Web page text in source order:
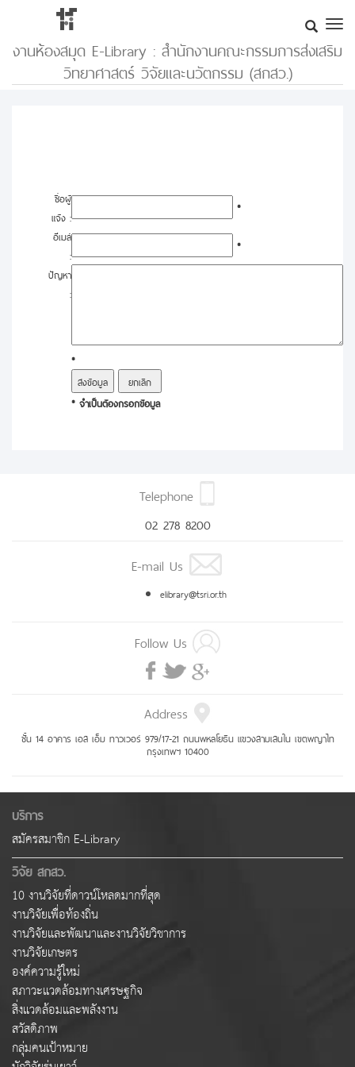
งานห้องสมุด E-Library : สำนักงานคณะกรรมการส่งเสริม
วิทยาศาสตร์ วิจัยและนวัตกรรม (สกสว.)
ชื่อผู้
แจ้ง :
*
อีเมล์
:
*
ปัญหา
:
*
* จำเป็นต้องกรอกข้อมูล
Telephone
02 278 8200
E-mail Us
elibrary@tsri.or.th
Follow Us
Address
ชั้น 14 อาคาร เอส เอ็ม ทาวเวอร์ 979/17-21 ถนนพหลโยธิน แขวงสามเสนใน เขตพญาไท
กรุงเทพฯ 10400
บริการ
สมัครสมาชิก E-Library
วิจัย สกสว.
10 งานวิจัยที่ดาวน์โหลดมากที่สุด
งานวิจัยเพื่อท้องถิ่น
งานวิจัยและพัฒนาและงานวิจัยวิชาการ
งานวิจัยเกษตร
องค์ความรู้ใหม่
สภาวะแวดล้อมทางเศรษฐกิจ
สิ่งแวดล้อมและพลังงาน
สวัสดิภาพ
กลุ่มคนเป้าหมาย